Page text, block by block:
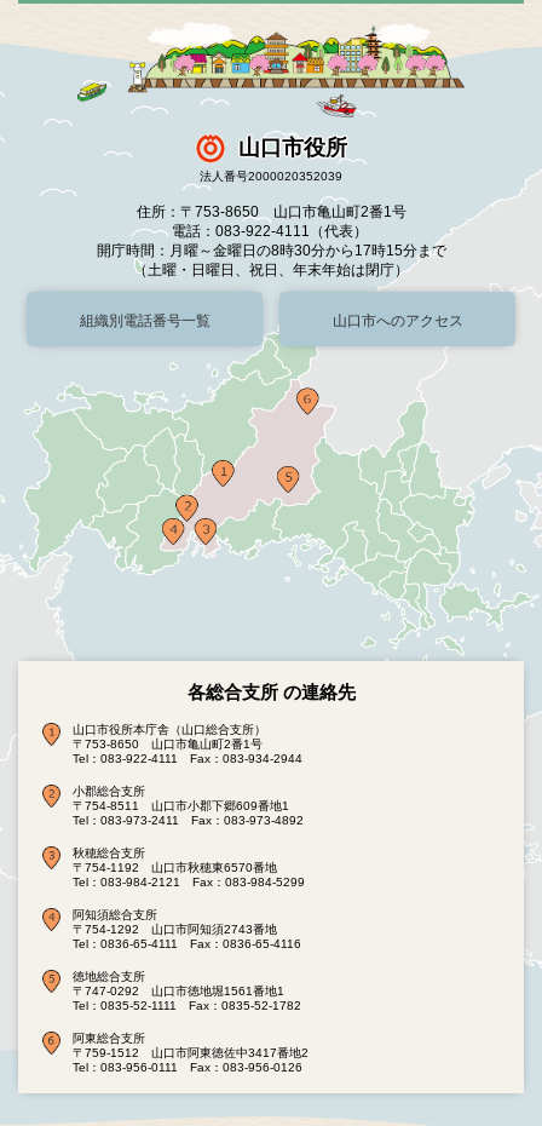
山口市役所
法人番号2000020352039
住所：〒753-8650 山口市亀山町2番1号
電話：083-922-4111（代表）
開庁時間：月曜～金曜日の8時30分から17時15分まで
（土曜・日曜日、祝日、年末年始は閉庁）
組織別電話番号一覧 山口市へのアクセス
各総合支所 の連絡先
山口市役所本庁舎（山口総合支所）
〒753-8650 山口市亀山町2番1号
Tel：083-922-4111
Fax：083-934-2944
小郡総合支所
〒754-8511 山口市小郡下郷609番地1
Tel：083-973-2411
Fax：083-973-4892
秋穂総合支所
〒754-1192 山口市秋穂東6570番地
Tel：083-984-2121
Fax：083-984-5299
阿知須総合支所
〒754-1292 山口市阿知須2743番地
Tel：0836-65-4111
Fax：0836-65-4116
徳地総合支所
〒747-0292 山口市徳地堀1561番地1
Tel：0835-52-1111
Fax：0835-52-1782
阿東総合支所
〒759-1512 山口市阿東徳佐中3417番地2
Tel：083-956-0111
Fax：083-956-0126